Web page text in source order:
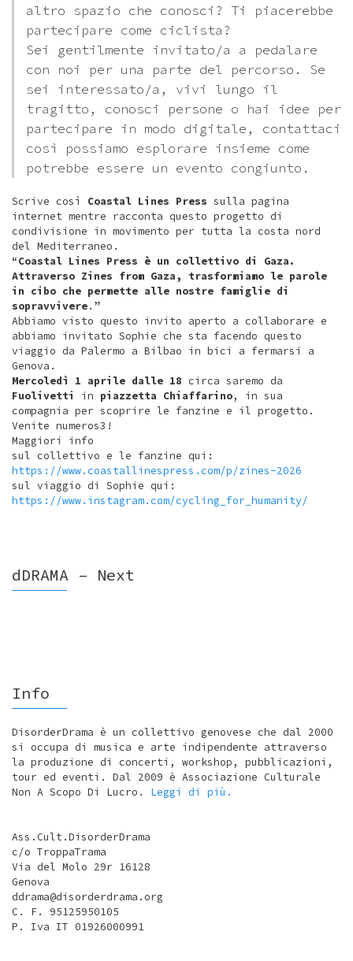
altro spazio che conosci? Ti piacerebbe
partecipare come ciclista?
Sei gentilmente invitato/a a pedalare
con noi per una parte del percorso. Se
sei interessato/a, vivi lungo il
tragitto, conosci persone o hai idee per
partecipare in modo digitale, contattaci
così possiamo esplorare insieme come
potrebbe essere un evento congiunto.
Scrive così Coastal Lines Press sulla pagina
internet mentre racconta questo progetto di
condivisione in movimento per tutta la costa nord
del Mediterraneo.
“Coastal Lines Press è un collettivo di Gaza.
Attraverso Zines from Gaza, trasformiamo le parole
in cibo che permette alle nostre famiglie di
sopravvivere.”
Abbiamo visto questo invito aperto a collaborare e
abbiamo invitato Sophie che sta facendo questo
viaggio da Palermo a Bilbao in bici a fermarsi a
Genova.
Mercoledì 1 aprile dalle 18 circa saremo da
Fuolivetti
in piazzetta Chiaffarino, in sua
compagnia per scoprire le fanzine e il progetto.
Venite numeros3!
Maggiori info
sul collettivo e le fanzine qui:
https://www.coastallinespress.com/p/zines-2026
sul viaggio di Sophie qui:
https://www.instagram.com/cycling_for_humanity/
dDRAMA – Next
Info
DisorderDrama è un collettivo genovese che dal 2000
si occupa di musica e arte indipendente attraverso
la produzione di concerti, workshop, pubblicazioni,
tour ed eventi. Dal 2009 è Associazione Culturale
Non A Scopo Di Lucro. Leggi di più.
Ass.Cult.DisorderDrama
c/o TroppaTrama
Via del Molo 29r 16128
Genova
ddrama@disorderdrama.org
C. F. 95125950105
P. Iva IT 01926000991